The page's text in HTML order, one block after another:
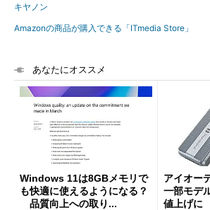
キヤノン
Amazonの商品が購入できる「ITmedia Store」
あなたにオススメ
Windows 11は8GBメモリで
も快適に使えるようになる？
品質向上への取り...
アイオー
一部モデ
値上げに